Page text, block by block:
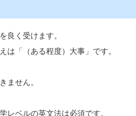
良く受けます。
は「（ある程度）大事」です。
ません。
レベルの英文法は必須です。